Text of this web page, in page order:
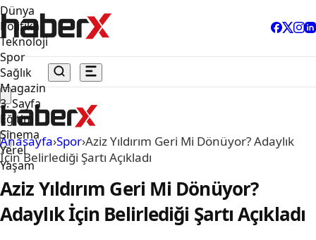
Dünya
Politika
Teknoloji
Spor
Sağlık
Magazin
3. Sayfa
Eğitim
Sinema
Yerel
Yaşam
Anasayfa›Spor›Aziz Yıldırım Geri Mi Dönüyor? Adaylık
İçin Belirlediği Şartı Açıkladı
Aziz Yıldırım Geri Mi Dönüyor?
Adaylık İçin Belirlediği Şartı Açıkladı